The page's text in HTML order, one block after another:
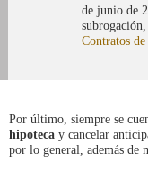
de junio de
Contratos
Por último, siempre se
hipoteca y cancelar
por lo general, además de